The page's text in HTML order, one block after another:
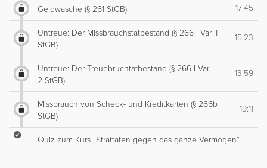
Geldwäsche (§ 261 StGB) 17:45
Untreue: Der Missbrauchstatbestand (§ 266 I Var. 1
StGB)
15:23
Untreue: Der Treuebruchtatbestand (§ 266 I Var.
2 StGB)
13:59
Missbrauch von Scheck- und Kreditkarten (§ 266b
StGB)
19:11
Quiz zum Kurs „Straftaten gegen das ganze Vermögen“